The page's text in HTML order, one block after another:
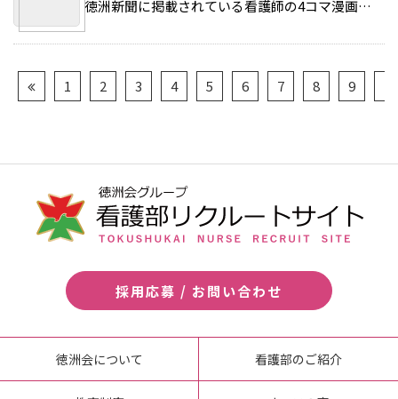
徳洲新聞に掲載されている看護師の4コマ漫画です。 今回は目指せ！ナイチンゲール 第5回を掲載。 >>続きを読む
1 2 3 4 5 6 7 8 9
採用応募 / お問い合わせ
徳洲会について 看護部のご紹介